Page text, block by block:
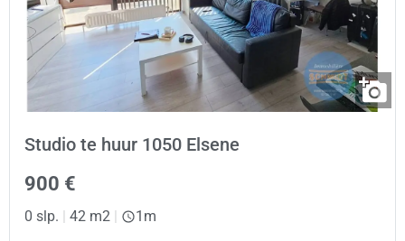
Studio te huur 1050 Elsene
900 €
0 slp. 42 m2 1m